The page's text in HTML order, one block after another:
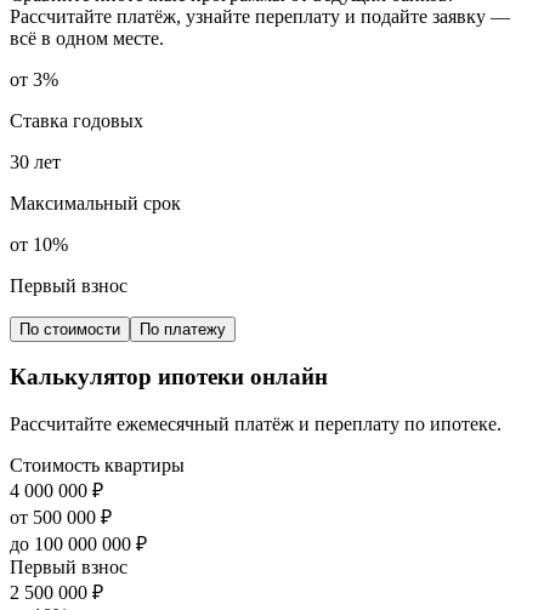
Рассчитайте платёж, узнайте переплату и подайте заявку —
всё в одном месте.
от 3%
Ставка годовых
30 лет
Максимальный срок
от 10%
Первый взнос
По стоимости По платежу
Калькулятор ипотеки онлайн
Рассчитайте ежемесячный платёж и переплату по ипотеке.
Стоимость квартиры
4 000 000 ₽
от 500 000 ₽
до 100 000 000 ₽
Первый взнос
2 500 000 ₽